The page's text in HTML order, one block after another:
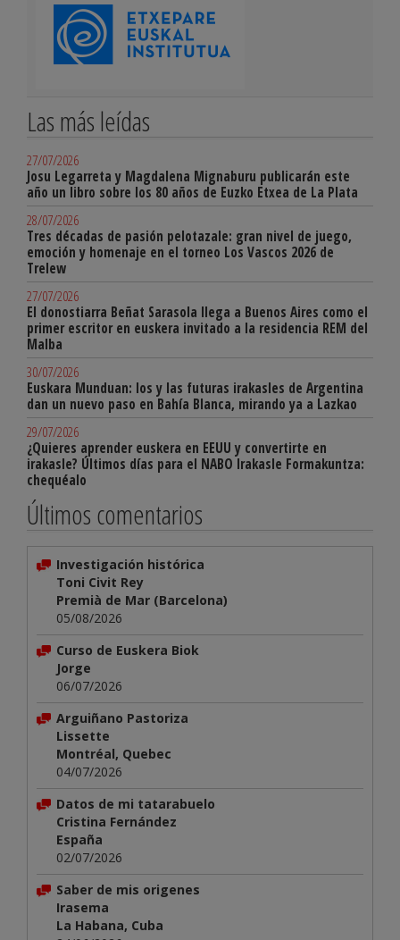
Las más leídas
27/07/2026
Josu Legarreta y Magdalena Mignaburu publicarán este
año un libro sobre los 80 años de Euzko Etxea de La Plata
28/07/2026
Tres décadas de pasión pelotazale: gran nivel de juego,
emoción y homenaje en el torneo Los Vascos 2026 de
Trelew
27/07/2026
El donostiarra Beñat Sarasola llega a Buenos Aires como el
primer escritor en euskera invitado a la residencia REM del
Malba
30/07/2026
Euskara Munduan: los y las futuras irakasles de Argentina
dan un nuevo paso en Bahía Blanca, mirando ya a Lazkao
29/07/2026
¿Quieres aprender euskera en EEUU y convertirte en
irakasle? Últimos días para el NABO Irakasle Formakuntza:
chequéalo
Últimos comentarios
Investigación histórica
Toni Civit Rey
Premià de Mar (Barcelona)
05/08/2026
Curso de Euskera Biok
Jorge
06/07/2026
Arguiñano Pastoriza
Lissette
Montréal, Quebec
04/07/2026
Datos de mi tatarabuelo
Cristina Fernández
España
02/07/2026
Saber de mis origenes
Irasema
La Habana, Cuba